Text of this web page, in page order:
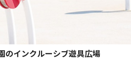
のインクルーシブ遊具広場